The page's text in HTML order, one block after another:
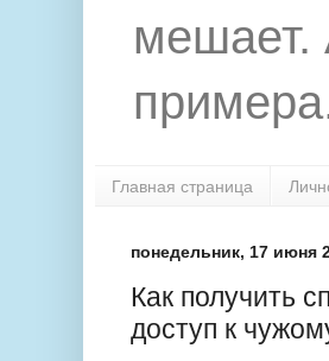
мешает.
Главная страница
понедельник, 17 июня
Как получить
доступ к